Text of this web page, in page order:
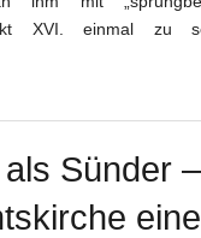
XVI. einmal zu
Sünder –
eine